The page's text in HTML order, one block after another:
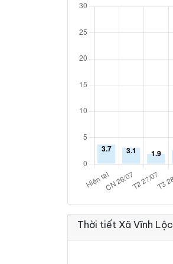
Thời tiết Xã Vĩnh Lộc